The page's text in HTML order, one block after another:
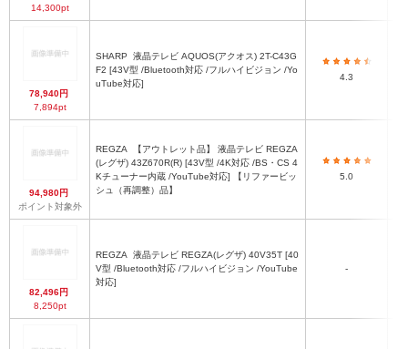
14,300pt
78,940円
7,894pt
SHARP
F2 [43V型 /Bluetooth対応 /フルハイビジョン /Yo
uTube対応]
4.3
94,980円
ポイント対象外
REGZA
(レグザ) 43Z670R(R) [43V型 /4K対応 /BS・CS 4
Kチューナー内蔵 /YouTube対応] 【リファービッ
シュ（再調整）品】
5.0
82,496円
8,250pt
REGZA
V型 /Bluetooth対応 /フルハイビジョン /YouTube
対応]
-